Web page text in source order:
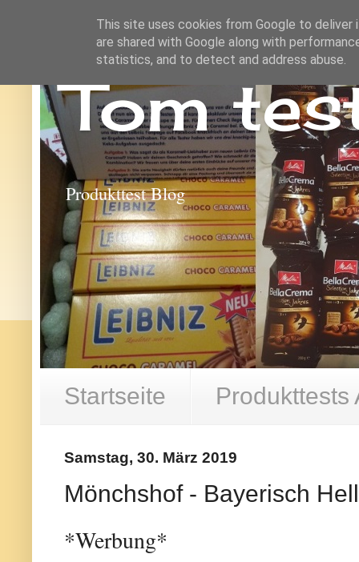
Tom
Produkttest Blog
Startseite Produkttests
Samstag, 30. März 2019
Mönchshof - Bayerisch Hell
*Werbung*
This site uses cookies from Google to deliver
are shared with Google along with
statistics, and to detect and address abuse.